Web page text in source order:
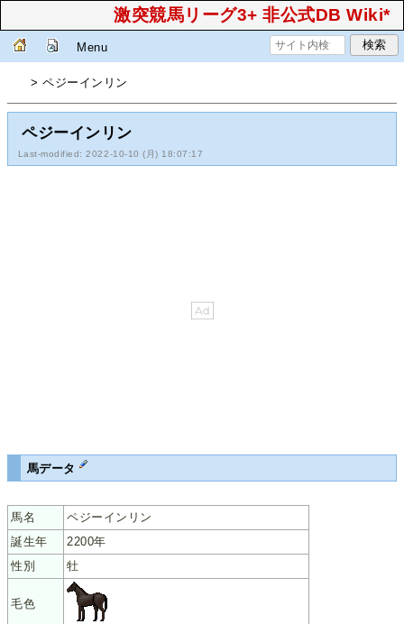
激突競馬リーグ3+ 非公式DB Wiki*
Menu
> ペジーインリン
ペジーインリン
Last-modified: 2022-10-10 (月) 18:07:17
馬データ
馬名
ペジーインリン
誕生年
2200年
性別
牡
毛色